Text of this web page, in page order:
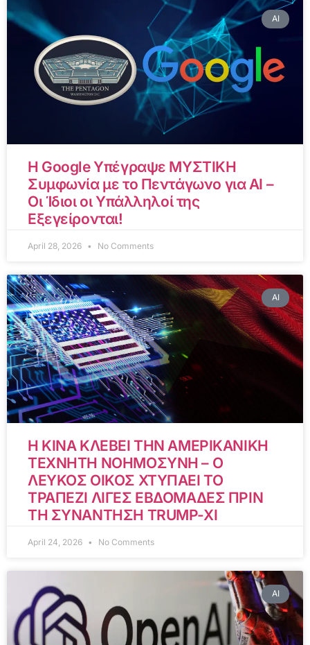
AI
Η Google Υπέγραψε ΜΥΣΤΙΚΗ
Συμφωνία με το Πεντάγωνο για AI –
Οι Ίδιοι οι Υπάλληλοί της
Εξεγείρονται!
April 28, 2026 No Comments
AI
Η ΚΙΝΑ ΚΛΕΒΕΙ ΤΗΝ ΑΜΕΡΙΚΑΝΙΚΗ
ΤΕΧΝΗΤΗ ΝΟΗΜΟΣΥΝΗ – Ο
ΛΕΥΚΟΣ ΟΙΚΟΣ ΧΤΥΠΑΕΙ ΤΟ
ΤΡΑΠΕΖΙ ΛΙΓΕΣ ΕΒΔΟΜΑΔΕΣ ΠΡΙΝ
ΤΗ ΣΥΝΑΝΤΗΣΗ TRUMP-XI
April 24, 2026 No Comments
AI